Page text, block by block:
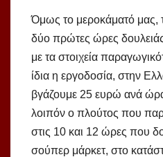
Όμως το μεροκάματό μας,
δύο πρώτες ώρες
με τα στοιχεία
ίδια η εργοδοσία, στην
βγάζουμε 25 ευρώ ανά
λοιπόν ο πλούτος που
στις 10 και 12 ώρες που
σούπερ μάρκετ, στο